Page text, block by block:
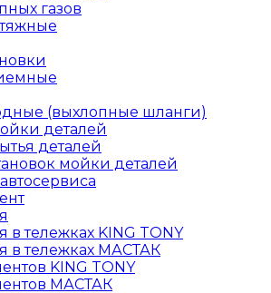
газов
(выхлопные шланги)
деталей
деталей
мойки деталей
в тележках KING TONY
в тележках МАСТАК
KING TONY
МАСТАК